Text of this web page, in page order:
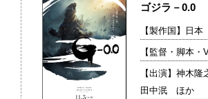
ゴジラ－0.0
【製作国】日
【監督・脚本
【出演】神木
田中泯 ほか